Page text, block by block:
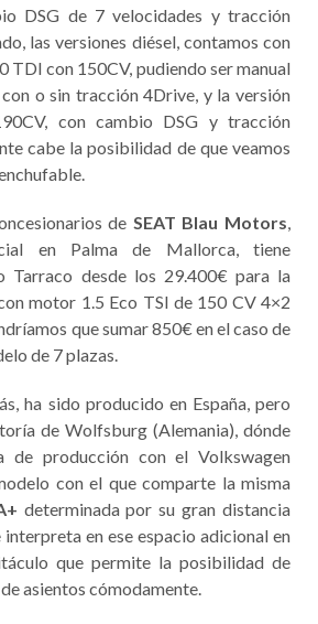
DSG de 7 velocidades y tracción
las versiones diésel, contamos con
TDI con 150CV, pudiendo ser manual
o sin tracción 4Drive, y la versión
con cambio DSG y tracción
cabe la posibilidad de que veamos
de SEAT Blau Motors
en Palma de Mallorca, tiene
Tarraco desde los 29.400€ para la
motor 1.5 Eco TSI de 150 CV 4×2
que sumar 850€ en el caso de
de 7 plazas.
ha sido producido en España, pero
de Wolfsburg (Alemania), dónde
de producción con el Volkswagen
con el que comparte la misma
determinada por su gran distancia
interpreta en ese espacio adicional en
que permite la posibilidad de
asientos cómodamente.